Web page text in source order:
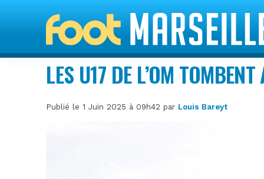
LES U17 DE L’OM
Publié le 1 Juin 2025 à 09h42 par Louis Bareyt